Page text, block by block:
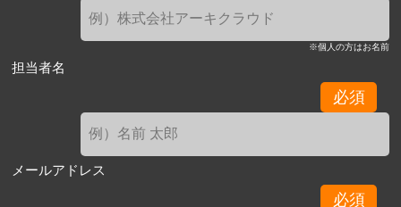
※個人の方はお名前
担当者名
必須
メールアドレス
必須